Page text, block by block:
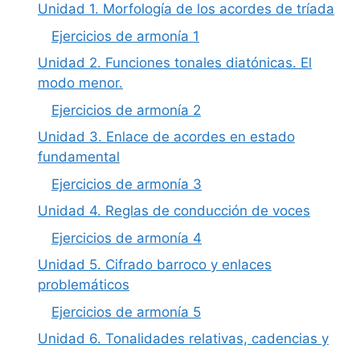
Unidad 1. Morfología de los acordes de tríada
Ejercicios de armonía 1
Unidad 2. Funciones tonales diatónicas. El
modo menor.
Ejercicios de armonía 2
Unidad 3. Enlace de acordes en estado
fundamental
Ejercicios de armonía 3
Unidad 4. Reglas de conducción de voces
Ejercicios de armonía 4
Unidad 5. Cifrado barroco y enlaces
problemáticos
Ejercicios de armonía 5
Unidad 6. Tonalidades relativas, cadencias y